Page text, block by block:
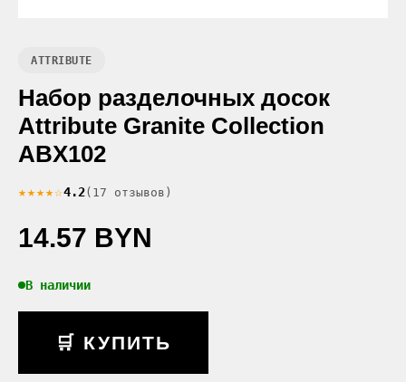
ATTRIBUTE
Набор разделочных досок
Attribute Granite Collection
ABX102
★★★★☆4.2(17 отзывов)
14.57 BYN
В наличии
🛒 КУПИТЬ